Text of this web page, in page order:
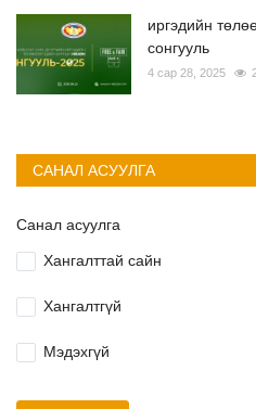
иргэдийн
сонгууль
4 сар 28, 2025
САНАЛ АСУУЛГА
Санал асуулга
Хангалттай сайн
Хангалтгүй
Мэдэхгүй